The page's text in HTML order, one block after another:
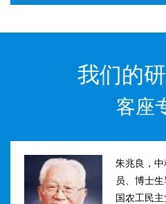
我们的
客座
朱兆良，
员、博士
国农工民